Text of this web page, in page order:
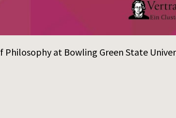
Philosophy at Bowling Green State